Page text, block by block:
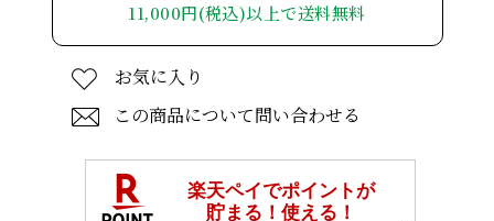
11,000円(税込)以上で送料無料
お気に入り
この商品について問い合わせる